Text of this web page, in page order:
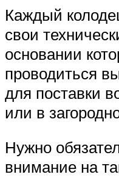
Каждый
свои
основании
проводиться
для поставки
или в
Нужно
внимание на